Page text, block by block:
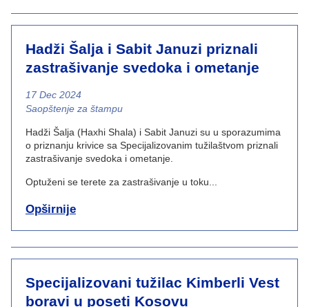
Hadži Šalja i Sabit Januzi priznali
zastrašivanje svedoka i ometanje
17 Dec 2024
News category
Saopštenje za štampu
Hadži Šalja (Haxhi Shala) i Sabit Januzi su u sporazumima
o priznanju krivice sa Specijalizovanim tužilaštvom priznali
zastrašivanje svedoka i ometanje.
Optuženi se terete za zastrašivanje u toku...
Opširnije
Specijalizovani tužilac Kimberli Vest
boravi u poseti Kosovu